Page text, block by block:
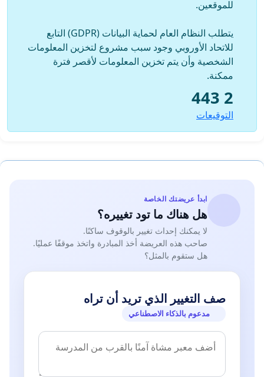
addition to the Universal Declaration of Human Rights
The aim of this petition: to receive more than 10,000
signatures.
للموقعين.
يتطلب النظام العام لحماية البيانات (GDPR) التابع
للاتحاد الأوروبي وجود سبب مشروع لتخزين المعلومات
الشخصية وأن يتم تخزين المعلومات لأقصر فترة
ممكنة.
2 443
التوقيعات
ابدأ عريضتك الخاصة
هل هناك ما تود تغييره؟
لا يمكنك إحداث تغيير بالوقوف ساكنًا.
صاحب هذه العريضة أخذ المبادرة واتخذ موقفًا عمليًا.
هل ستقوم بالمثل؟
صف التغيير الذي تريد أن تراه
مدعوم بالذكاء الاصطناعي